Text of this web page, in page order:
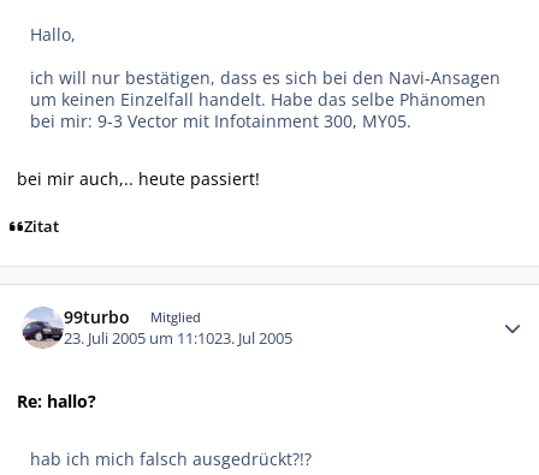
Hallo,
ich will nur bestätigen, dass es sich bei den Navi-Ansagen
um keinen Einzelfall handelt. Habe das selbe Phänomen
bei mir: 9-3 Vector mit Infotainment 300, MY05.
bei mir auch,.. heute passiert!
Zitat
99turbo Mitglied
23. Juli 2005 um 11:1023. Jul 2005
Re: hallo?
hab ich mich falsch ausgedrückt?!?